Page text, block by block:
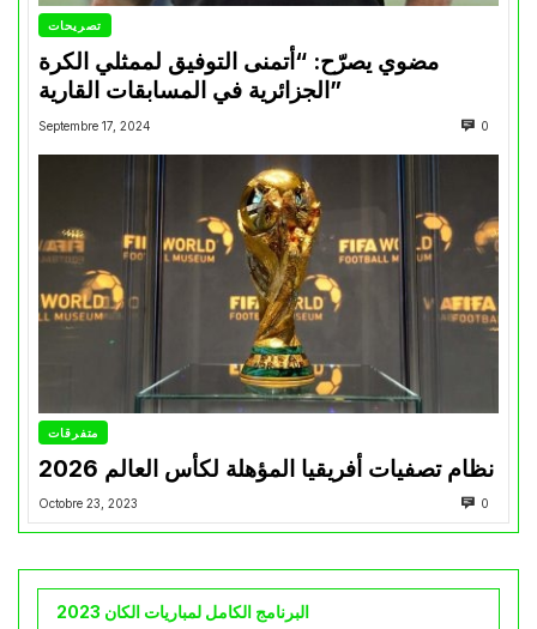
تصريحات
مضوي يصرّح: “أتمنى التوفيق لممثلي الكرة
الجزائرية في المسابقات القارية”
Septembre 17, 2024 0
متفرقات
نظام تصفيات أفريقيا المؤهلة لكأس العالم 2026
Octobre 23, 2023 0
البرنامج الكامل لمباريات الكان 2023